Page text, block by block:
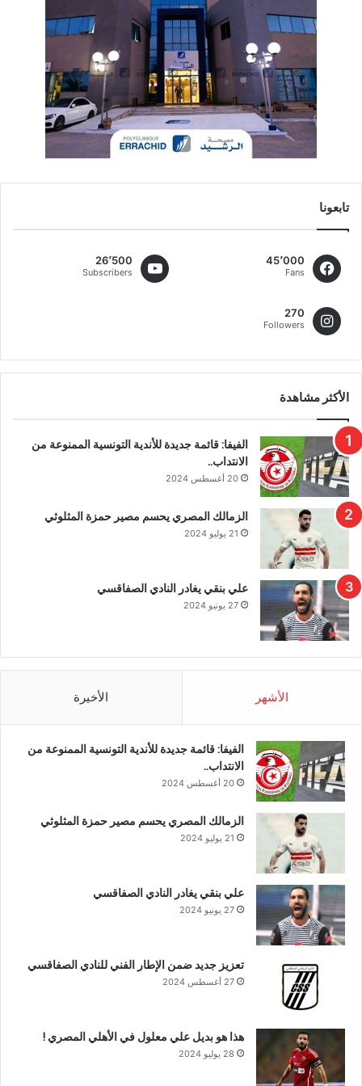
تابعونا
45٬000
Fans
26٬500
Subscribers
270
Followers
الأكثر مشاهدة
الفيفا: قائمة جديدة للأندية التونسية الممنوعة من
الانتداب..
20 أغسطس 2024
الزمالك المصري يحسم مصير حمزة المثلوثي
21 يوليو 2024
علي بنقي يغادر النادي الصفاقسي
27 يونيو 2024
الأشهر الأخيرة
الفيفا: قائمة جديدة للأندية التونسية الممنوعة من
الانتداب..
20 أغسطس 2024
الزمالك المصري يحسم مصير حمزة المثلوثي
21 يوليو 2024
علي بنقي يغادر النادي الصفاقسي
27 يونيو 2024
تعزيز جديد ضمن الإطار الفني للنادي الصفاقسي
27 أغسطس 2024
هذا هو بديل علي معلول في الأهلي المصري !
28 يوليو 2024